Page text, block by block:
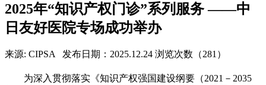
2025年“知识产权门诊”系列服务 ——中
日友好医院专场成功举办
来源: CIPSA 发布日期：2025.12.24 浏览次数（281）
为深入贯彻落实《知识产权强国建设纲要（2021－2035